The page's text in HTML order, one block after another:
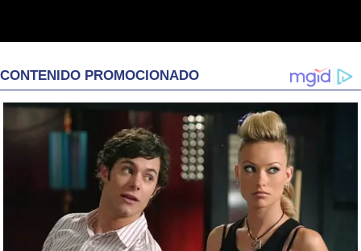
CONTENIDO PROMOCIONADO